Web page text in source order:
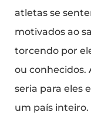
atletas se
motivados ao
torcendo por
ou conhecidos.
seria para eles
um país inteiro.